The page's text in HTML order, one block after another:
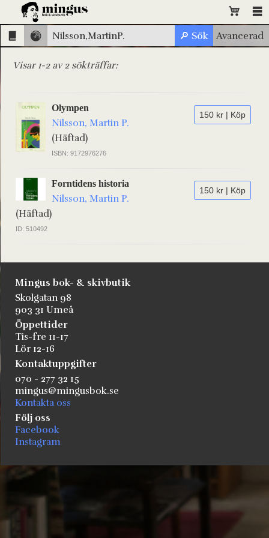
Visar 1-2 av 2 sökträffar:
150 kr | Köp
Olympen
Nilsson, Martin P.
(Häftad)
ISBN: 9172976276
150 kr | Köp
Forntidens historia
Nilsson, Martin P.
(Häftad)
ID: 510492
Mingus bok- & skivbutik
Skolgatan 98
903 31 Umeå
Öppettider
Tis-fre 11-17
Lör 12-16
Kontaktuppgifter
070 - 277 32 15
mingus@mingusbok.se
Kontakta oss
Följ oss
Facebook
Instagram